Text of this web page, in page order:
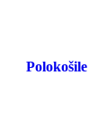
Polokošile